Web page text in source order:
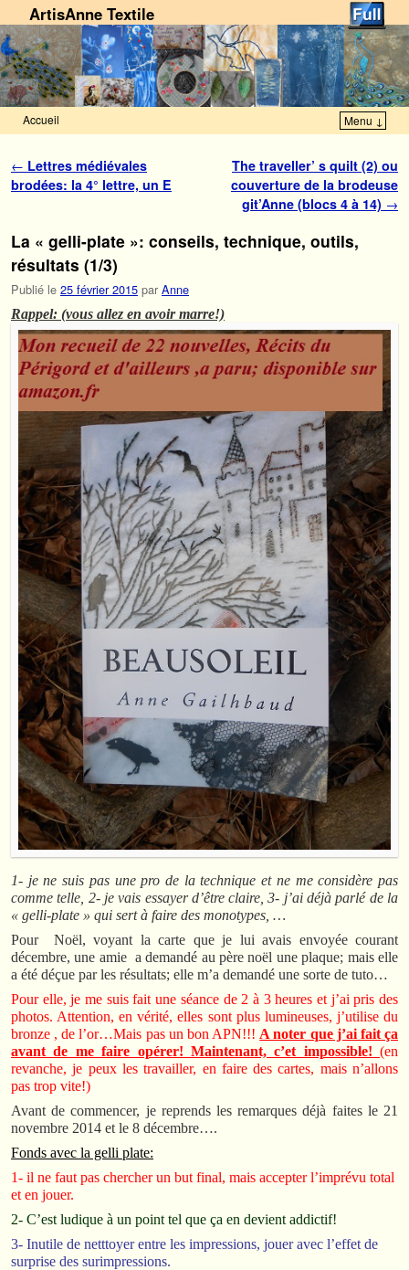
ArtisAnne Textile
Accueil Menu ↓
Navigation des articles
← Lettres médiévales
brodées: la 4° lettre, un E
The traveller’ s quilt (2) ou
couverture de la brodeuse
git’Anne (blocs 4 à 14) →
La « gelli-plate »: conseils, technique, outils,
résultats (1/3)
Publié le 25 février 2015 par Anne
Rappel: (vous allez en avoir marre!)
1- je ne suis pas une pro de la technique et ne me considère pas
comme telle, 2- je vais essayer d’être claire, 3- j’ai déjà parlé de la
« gelli-plate » qui sert à faire des monotypes, …
Pour Noël, voyant la carte que je lui avais envoyée courant
décembre, une amie a demandé au père noël une plaque; mais elle
a été déçue par les résultats; elle m’a demandé une sorte de tuto…
Pour elle, je me suis fait une séance de 2 à 3 heures et j’ai pris des
photos. Attention, en vérité, elles sont plus lumineuses, j’utilise du
bronze , de l’or…Mais pas un bon APN!!! A noter que j’ai fait ça
avant de me faire opérer! Maintenant, c’et impossible! (en
revanche, je peux les travailler, en faire des cartes, mais n’allons
pas trop vite!)
Avant de commencer, je reprends les remarques déjà faites le 21
novembre 2014 et le 8 décembre….
Fonds avec la gelli plate:
1- il ne faut pas chercher un but final, mais accepter l’imprévu total
et en jouer.
2- C’est ludique à un point tel que ça en devient addictif!
3- Inutile de netttoyer entre les impressions, jouer avec l’effet de
surprise des surimpressions.